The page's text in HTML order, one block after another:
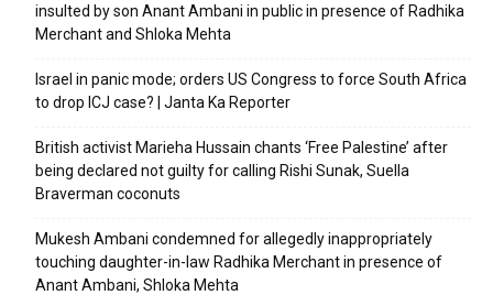
insulted by son Anant Ambani in public in presence of Radhika
Merchant and Shloka Mehta
Israel in panic mode; orders US Congress to force South Africa
to drop ICJ case? | Janta Ka Reporter
British activist Marieha Hussain chants ‘Free Palestine’ after
being declared not guilty for calling Rishi Sunak, Suella
Braverman coconuts
Mukesh Ambani condemned for allegedly inappropriately
touching daughter-in-law Radhika Merchant in presence of
Anant Ambani, Shloka Mehta